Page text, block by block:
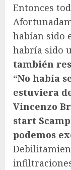
Entonces
habían sido
habría sido
también
“No había
estuviera
Vincenzo
start
podemos